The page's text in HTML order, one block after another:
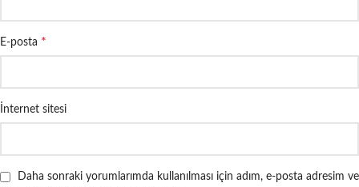
E-posta *
İnternet sitesi
Daha sonraki yorumlarımda kullanılması için adım, e-posta adresim ve